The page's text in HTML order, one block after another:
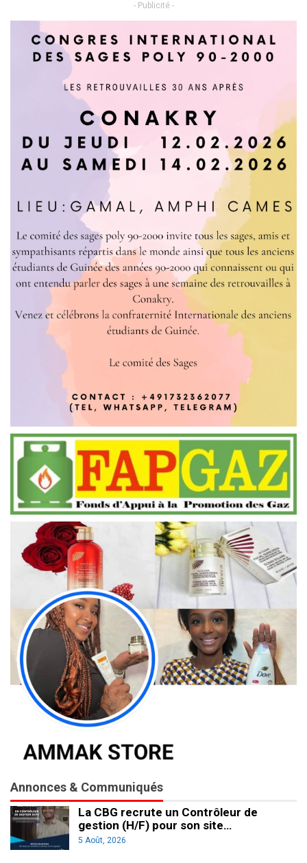
- Publicité -
Annonces & Communiqués
La CBG recrute un Contrôleur de
gestion (H/F) pour son site…
5 Août, 2026